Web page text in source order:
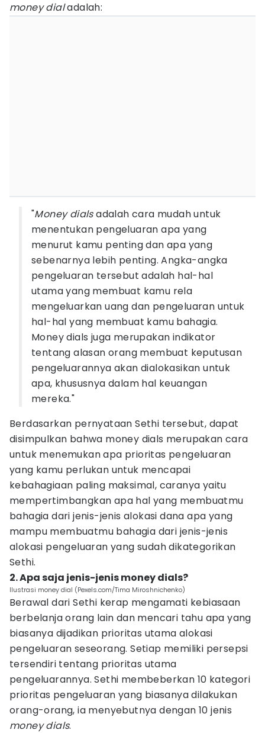
money dialadalah:
"Money dialsadalah cara mudah untuk
menentukan pengeluaran apa yang
menurut kamu penting dan apa yang
sebenarnya lebih penting. Angka-angka
pengeluaran tersebut adalah hal-hal
utama yang membuat kamu rela
mengeluarkan uang dan pengeluaran untuk
hal-hal yang membuat kamu bahagia.
Money dials juga merupakan indikator
tentang alasan orang membuat keputusan
pengeluarannya akan dialokasikan untuk
apa, khususnya dalam hal keuangan
mereka."
Berdasarkan pernyataan Sethi tersebut, dapat
disimpulkan bahwa money dials merupakan cara
untuk menemukan apa prioritas pengeluaran
yang kamu perlukan untuk mencapai
kebahagiaan paling maksimal, caranya yaitu
mempertimbangkan apa hal yang membuatmu
bahagia dari jenis-jenis alokasi dana apa yang
mampu membuatmu bahagia dari jenis-jenis
alokasi pengeluaran yang sudah dikategorikan
Sethi.
2. Apa saja jenis-jenis money dials?
Ilustrasi money dial (Pexels.com/Tima Miroshnichenko)
Berawal dari Sethi kerap mengamati kebiasaan
berbelanja orang lain dan mencari tahu apa yang
biasanya dijadikan prioritas utama alokasi
pengeluaran seseorang. Setiap memiliki persepsi
tersendiri tentang prioritas utama
pengeluarannya. Sethi membeberkan 10 kategori
prioritas pengeluaran yang biasanya dilakukan
orang-orang, ia menyebutnya dengan 10 jenis
money dials.